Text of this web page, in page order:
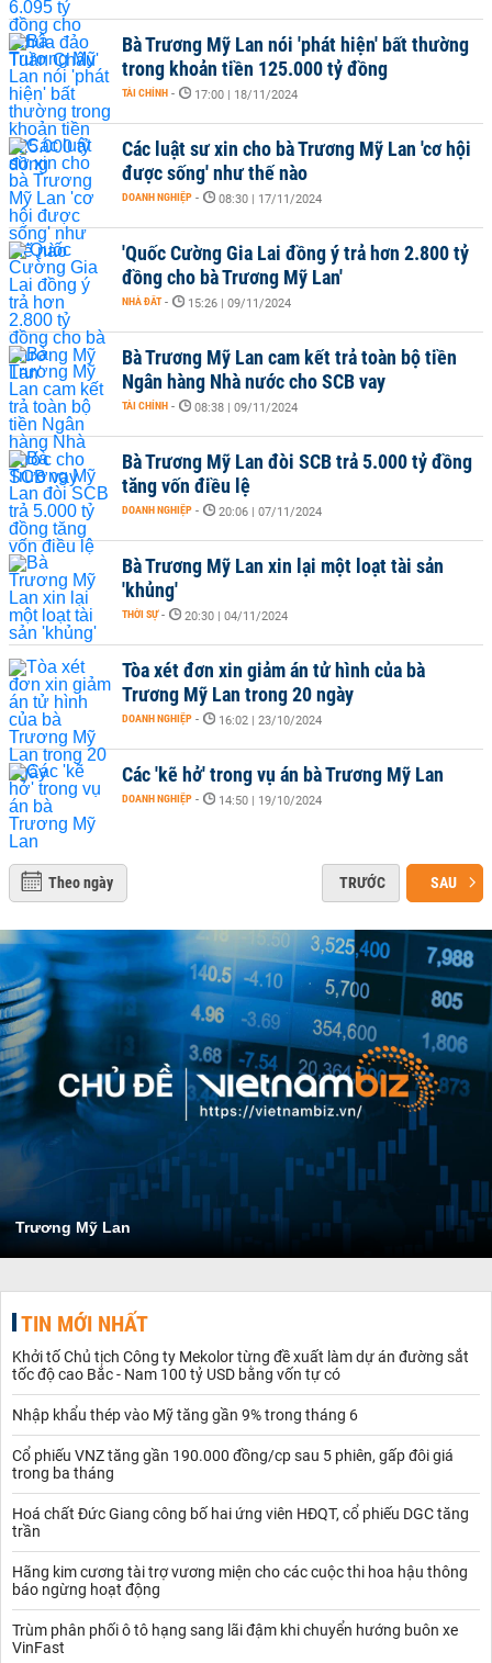
Bà Trương Mỹ Lan nói 'phát hiện' bất thường
trong khoản tiền 125.000 tỷ đồng
TÀI CHÍNH - 17:00 | 18/11/2024
Các luật sư xin cho bà Trương Mỹ Lan 'cơ hội
được sống' như thế nào
DOANH NGHIỆP - 08:30 | 17/11/2024
'Quốc Cường Gia Lai đồng ý trả hơn 2.800 tỷ
đồng cho bà Trương Mỹ Lan'
NHÀ ĐẤT - 15:26 | 09/11/2024
Bà Trương Mỹ Lan cam kết trả toàn bộ tiền
Ngân hàng Nhà nước cho SCB vay
TÀI CHÍNH - 08:38 | 09/11/2024
Bà Trương Mỹ Lan đòi SCB trả 5.000 tỷ đồng
tăng vốn điều lệ
DOANH NGHIỆP - 20:06 | 07/11/2024
Bà Trương Mỹ Lan xin lại một loạt tài sản
'khủng'
THỜI SỰ - 20:30 | 04/11/2024
Tòa xét đơn xin giảm án tử hình của bà
Trương Mỹ Lan trong 20 ngày
DOANH NGHIỆP - 16:02 | 23/10/2024
Các 'kẽ hở' trong vụ án bà Trương Mỹ Lan
DOANH NGHIỆP - 14:50 | 19/10/2024
Theo ngày TRƯỚC SAU
Trương Mỹ Lan
TIN MỚI NHẤT
Khởi tố Chủ tịch Công ty Mekolor từng đề xuất làm dự án đường sắt
tốc độ cao Bắc - Nam 100 tỷ USD bằng vốn tự có
Nhập khẩu thép vào Mỹ tăng gần 9% trong tháng 6
Cổ phiếu VNZ tăng gần 190.000 đồng/cp sau 5 phiên, gấp đôi giá
trong ba tháng
Hoá chất Đức Giang công bố hai ứng viên HĐQT, cổ phiếu DGC tăng
trần
Hãng kim cương tài trợ vương miện cho các cuộc thi hoa hậu thông
báo ngừng hoạt động
Trùm phân phối ô tô hạng sang lãi đậm khi chuyển hướng buôn xe
VinFast